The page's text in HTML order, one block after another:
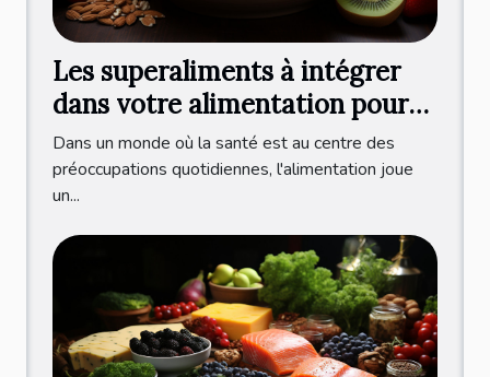
Les superaliments à intégrer
dans votre alimentation pour
booster votre immunité
Dans un monde où la santé est au centre des
préoccupations quotidiennes, l'alimentation joue
un...